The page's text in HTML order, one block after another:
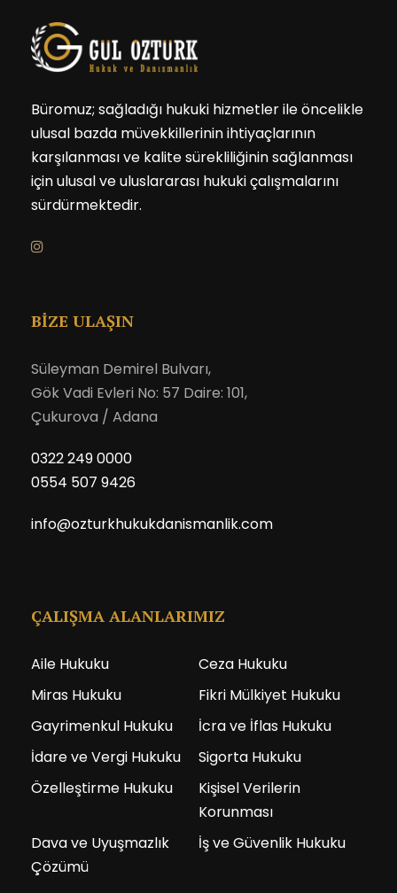
Büromuz; sağladığı hukuki hizmetler ile öncelikle
ulusal bazda müvekkillerinin ihtiyaçlarının
karşılanması ve kalite sürekliliğinin sağlanması
için ulusal ve uluslararası hukuki çalışmalarını
sürdürmektedir.
BİZE ULAŞIN
Süleyman Demirel Bulvarı,
Gök Vadi Evleri No: 57 Daire: 101,
Çukurova / Adana
0322 249 0000
0554 507 9426
info@ozturkhukukdanismanlik.com
ÇALIŞMA ALANLARIMIZ
Aile Hukuku
Ceza Hukuku
Miras Hukuku
Fikri Mülkiyet Hukuku
Gayrimenkul Hukuku
İcra ve İflas Hukuku
İdare ve Vergi Hukuku
Sigorta Hukuku
Özelleştirme Hukuku
Kişisel Verilerin
Korunması
Dava ve Uyuşmazlık
Çözümü
İş ve Güvenlik Hukuku